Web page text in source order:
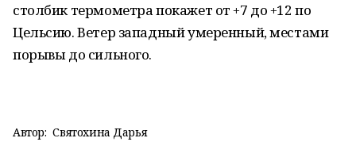
столбик термометра покажет от +7 до +12 по
Цельсию. Ветер западный умеренный, местами
порывы до сильного.
Автор: Святохина Дарья